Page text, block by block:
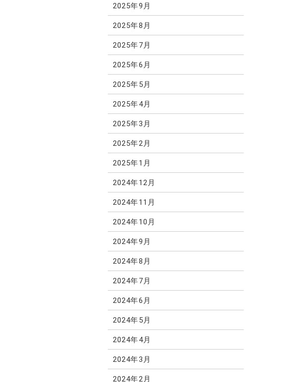
2025年9月
2025年8月
2025年7月
2025年6月
2025年5月
2025年4月
2025年3月
2025年2月
2025年1月
2024年12月
2024年11月
2024年10月
2024年9月
2024年8月
2024年7月
2024年6月
2024年5月
2024年4月
2024年3月
2024年2月